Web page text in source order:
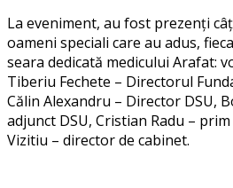
La eveniment, au fost prezenți
oameni speciali care au adus,
seara dedicată medicului Arafat:
Tiberiu Fechete – Directorul
Călin Alexandru – Director DSU,
adjunct DSU, Cristian Radu –
Vizitiu – director de cabinet.